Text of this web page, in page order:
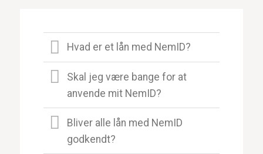
Hvad er et lån med NemID?
Skal jeg være bange for at
anvende mit NemID?
Bliver alle lån med NemID
godkendt?